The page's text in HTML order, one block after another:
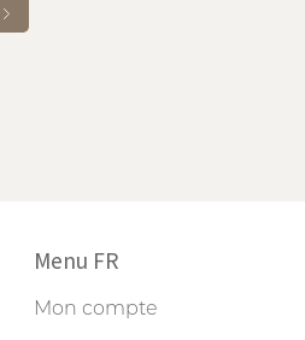
Menu FR
Mon compte